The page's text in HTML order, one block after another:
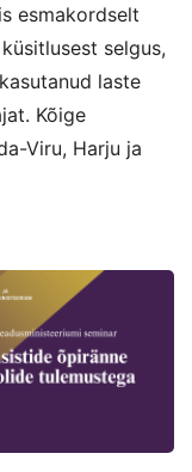
esmakordselt
selgus,
laste
Kõige
Viru, Harju ja